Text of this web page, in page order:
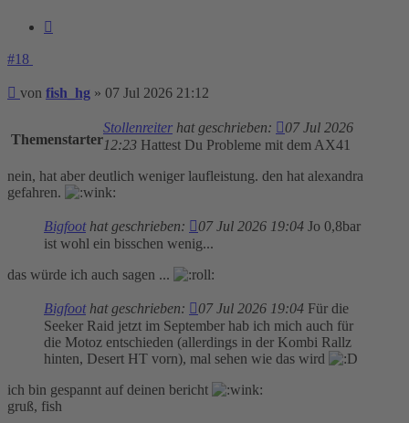
#18
Beitrag
von fish_hg » 07 Jul 2026 21:12
Themenstarter
Stollenreiter hat geschrieben:
07 Jul 2026
12:23 Hattest Du Probleme mit dem AX41
nein, hat aber deutlich weniger laufleistung. den hat alexandra
gefahren.
Bigfoothat geschrieben: 07 Jul 2026 19:04 Jo 0,8bar
ist wohl ein bisschen wenig...
das würde ich auch sagen ...
Bigfoothat geschrieben: 07 Jul 2026 19:04 Für die
Seeker Raid jetzt im September hab ich mich auch für
die Motoz entschieden (allerdings in der Kombi Rallz
hinten, Desert HT vorn), mal sehen wie das wird
ich bin gespannt auf deinen bericht
gruß, fish